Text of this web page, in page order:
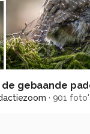
de gebaande
· 901